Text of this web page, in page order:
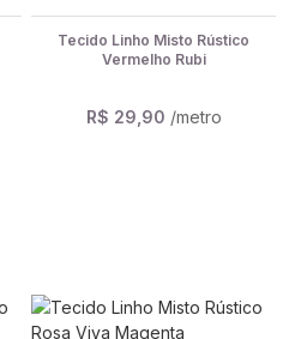
Tecido Linho Misto Rústico
Vermelho Rubi
R$ 29,90 /metro